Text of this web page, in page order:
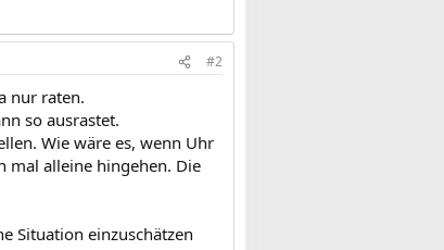
#2
nur raten.
so ausrastet.
Wie wäre es, wenn Uhr
mal alleine hingehen. Die
Situation einzuschätzen